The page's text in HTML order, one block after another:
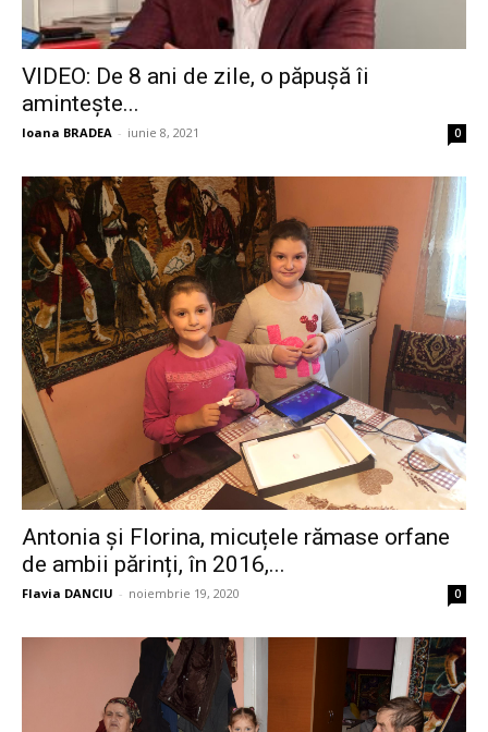
VIDEO: De 8 ani de zile, o păpușă îi
amintește...
Ioana BRADEA - iunie 8, 2021 0
Antonia și Florina, micuțele rămase orfane
de ambii părinți, în 2016,...
Flavia DANCIU - noiembrie 19, 2020 0